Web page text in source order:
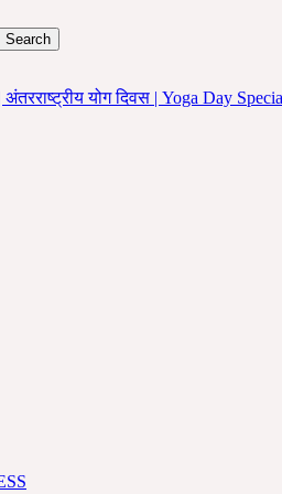
योग दिवस | Yoga Day